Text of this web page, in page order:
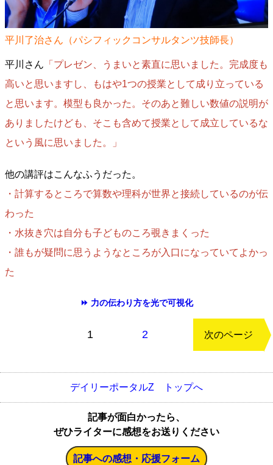
平川了治さん（パシフィックコンサルタンツ技師長）
平川さん 「プレゼン、うまいと素直に思いました。完成度も
高いと思いますし、もはや1つの授業として成り立っている
と思います。模型も良かった。そのあと難しい数値の説明が
ありましたけども、そこも含めて授業として成立しているな
という風に思いました。」
他の講評はこんなふうだった。
・計算するところで算数や理科が世界と接続しているのが伝
わった
・水抜き穴は自分も子どものころ覗きまくった
・誰もが疑問に思うようなところが入口になっていてよかっ
た
⏩ 力の伝わり方を光で可視化
1 2 次のページ
デイリーポータルZ トップへ
記事が面白かったら、
ぜひライターに感想をお送りください
記事への感想・応援フォーム